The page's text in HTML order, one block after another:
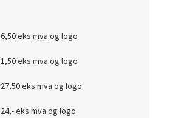
eks mva og logo
eks mva og logo
eks mva og logo
eks mva og logo